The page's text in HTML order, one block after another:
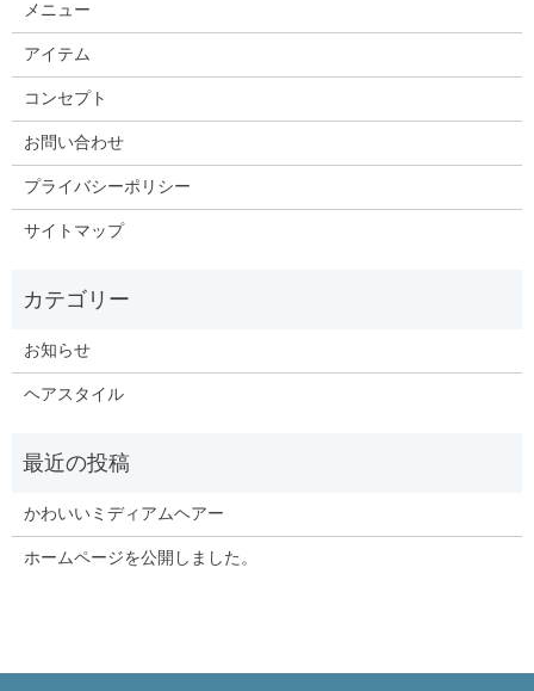
メニュー
アイテム
コンセプト
お問い合わせ
プライバシーポリシー
サイトマップ
お知らせ
ヘアスタイル
かわいいミディアムヘアー
ホームページを公開しました。